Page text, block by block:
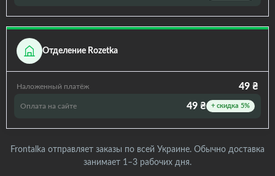
Отделение Rozetka
Наложенный платёж 49 ₴
Оплата на сайте 49 ₴ + скидка 5%
Frontalka отправляет заказы по всей Украине. Обычно доставка
занимает 1–3 рабочих дня.